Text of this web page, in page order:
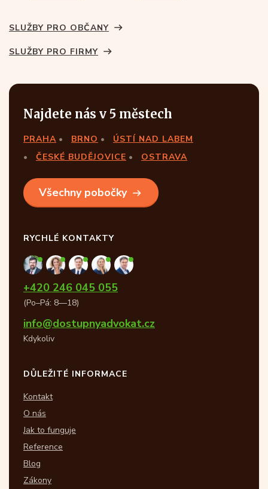
SLUŽBY PRO OBČANY
SLUŽBY PRO FIRMY
Najdete nás v 5 městech
PRAHA BRNO
ÚSTÍ NAD LABEM
ČESKÉ BUDĚJOVICE
OSTRAVA
Všechny pobočky
RYCHLÉ KONTAKTY
+420 246 045 055
(Po–Pá: 8—18)
info@dostupnyadvokat.cz
Kdykoliv
DŮLEŽITÉ INFORMACE
Kontakt
O nás
Jak to funguje
Reference
Blog
Zákony